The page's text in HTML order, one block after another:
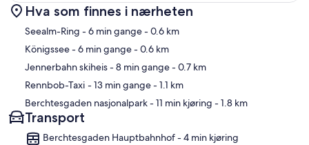
Kart
Hva som finnes i nærheten
Seealm-Ring - 6 min gange- 0.6 km
Königssee- 6 min gange- 0.6 km
Jennerbahn skiheis- 8 min gange- 0.7 km
Rennbob-Taxi - 13 min gange- 1.1 km
Berchtesgaden nasjonalpark- 11 min kjøring - 1.8 km
Transport
Berchtesgaden Hauptbahnhof - 4 min kjøring